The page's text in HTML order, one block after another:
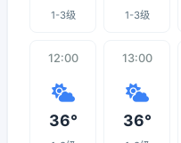
1-3级 1-3级
12:00
36°
13:00
36°